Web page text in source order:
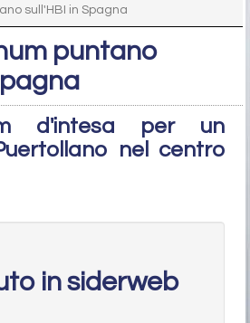
sull'HBI in Spagna
puntano
d'intesa per un
nel centro
in siderweb